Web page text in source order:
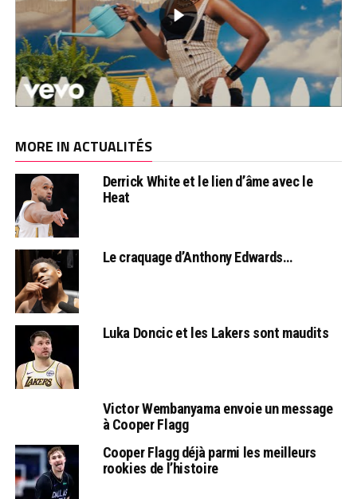
MORE IN ACTUALITÉS
Derrick White et le lien d’âme avec le
Heat
Le craquage d’Anthony Edwards…
Luka Doncic et les Lakers sont maudits
Victor Wembanyama envoie un message
à Cooper Flagg
Cooper Flagg déjà parmi les meilleurs
rookies de l’histoire